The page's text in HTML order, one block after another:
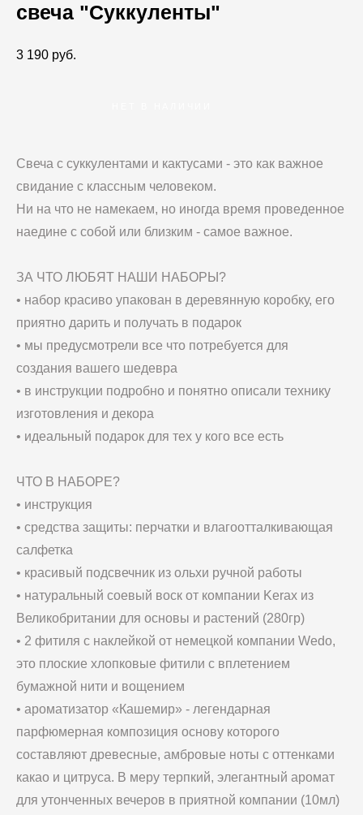
свеча "Суккуленты"
3 190 pуб.
Свеча с суккулентами и кактусами - это как важное
свидание с классным человеком.
Ни на что не намекаем, но иногда время проведенное
наедине с собой или близким - самое важное.
ЗА ЧТО ЛЮБЯТ НАШИ НАБОРЫ?
• набор красиво упакован в деревянную коробку, его
приятно дарить и получать в подарок
• мы предусмотрели все что потребуется для
создания вашего шедевра
• в инструкции подробно и понятно описали технику
изготовления и декора
• идеальный подарок для тех у кого все есть
ЧТО В НАБОРЕ?
• инструкция
• средства защиты: перчатки и влагоотталкивающая
салфетка
• красивый подсвечник из ольхи ручной работы
• натуральный соевый воск от компании Kerax из
Великобритании для основы и растений (280гр)
• 2 фитиля с наклейкой от немецкой компании Wedo,
это плоские хлопковые фитили с вплетением
бумажной нити и вощением
• ароматизатор «Кашемир» - легендарная
парфюмерная композиция основу которого
составляют древесные, амбровые ноты с оттенками
какао и цитруса. В меру терпкий, элегантный аромат
для утонченных вечеров в приятной компании (10мл)